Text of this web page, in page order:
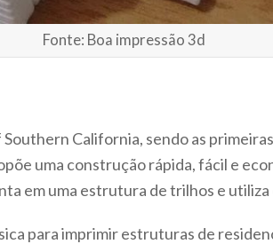
Fonte: Boa impressão 3d
California, sendo as
uma construção rápida, fácil e
em uma estrutura de trilhos e utiliza
para imprimir estruturas de